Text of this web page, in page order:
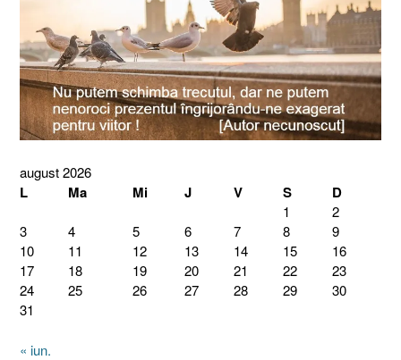
august 2026
L Ma Mi J V S D
1
2
3
4 5 6 7 8
9
10
11 12 13 14 15
16
17
18 19 20 21 22
23
24
25 26 27 28 29
30
31
« iun.